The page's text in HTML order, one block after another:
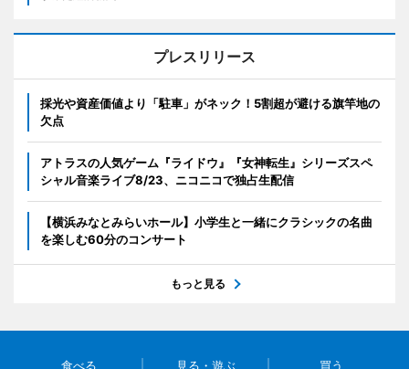
プレスリリース
採光や資産価値より「駐車」がネック！5割超が避ける旗竿地の
欠点
アトラスの人気ゲーム『ライドウ』『女神転生』シリーズスペ
シャル音楽ライブ8/23、ニコニコで独占生配信
【横浜みなとみらいホール】小学生と一緒にクラシックの名曲
を楽しむ60分のコンサート
もっと見る
食べる 見る・遊ぶ 買う